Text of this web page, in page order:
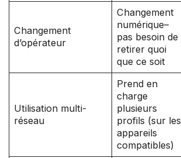
Changement
d’opérateur
Changement
numérique–
pas besoin de
retirer quoi
que ce soit
Utilisation multi-
réseau
Prend en
charge
plusieurs
profils (sur les
appareils
compatibles)